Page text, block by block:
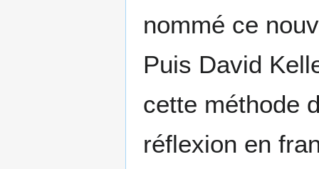
nommé ce
Puis David
cette méthode
réflexion en